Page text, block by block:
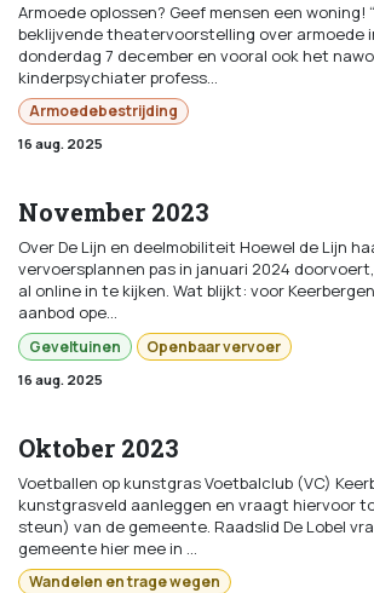
Armoede oplossen? Geef mensen een woning!
beklijvende theatervoorstelling over armoede
donderdag 7 december en vooral ook het
kinderpsychiater profess...
Armoedebestrijding
16 aug. 2025
November 2023
Over De Lijn en deelmobiliteit Hoewel de Lijn
vervoersplannen pas in januari 2024
al online in te kijken. Wat blijkt: voor
aanbod ope...
Geveltuinen Openbaar vervoer
16 aug. 2025
Oktober 2023
Voetballen op kunstgras Voetbalclub (VC)
kunstgrasveld aanleggen en vraagt hiervoor
steun) van de gemeente. Raadslid De Lobel
gemeente hier mee in ...
Wandelen en trage wegen